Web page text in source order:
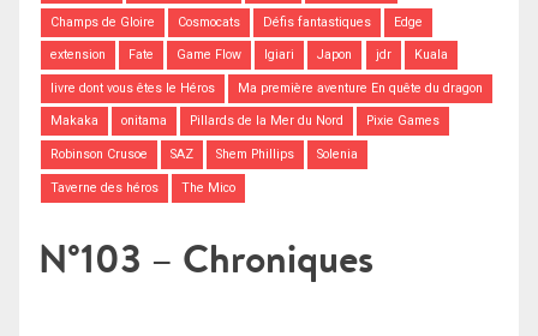
Champs de Gloire Cosmocats Défis fantastiques Edge
extension Fate Game Flow Igiari Japon jdr Kuala
livre dont vous êtes le Héros Ma première aventure En quête du dragon
Makaka onitama Pillards de la Mer du Nord Pixie Games
Robinson Crusoe SAZ Shem Phillips Solenia
Taverne des héros The Mico
N°103 – Chroniques